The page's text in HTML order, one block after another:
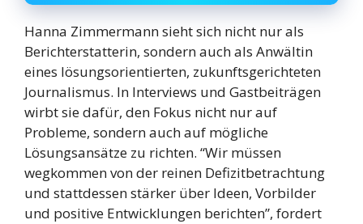
Hanna Zimmermann sieht sich nicht nur als
Berichterstatterin, sondern auch als Anwältin
eines lösungsorientierten, zukunftsgerichteten
Journalismus. In Interviews und Gastbeiträgen
wirbt sie dafür, den Fokus nicht nur auf
Probleme, sondern auch auf mögliche
Lösungsansätze zu richten. “Wir müssen
wegkommen von der reinen Defizitbetrachtung
und stattdessen stärker über Ideen, Vorbilder
und positive Entwicklungen berichten”, fordert